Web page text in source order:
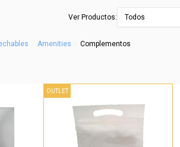
Ver Productos: Todos
Amenities Complementos
OUTLET